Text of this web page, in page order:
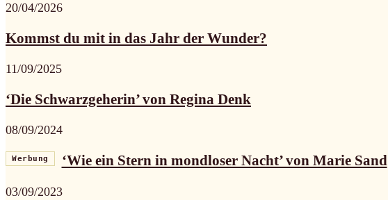
20/04/2026
Kommst du mit in das Jahr der Wunder?
11/09/2025
‘Die Schwarzgeherin’ von Regina Denk
08/09/2024
Werbung ‘Wie ein Stern in mondloser Nacht’ von Marie Sand
03/09/2023